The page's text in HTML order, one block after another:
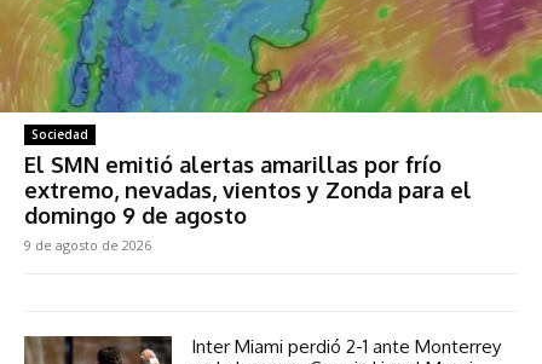
Sociedad
El SMN emitió alertas amarillas por frío
extremo, nevadas, vientos y Zonda para el
domingo 9 de agosto
9 de agosto de 2026
Inter Miami perdió 2-1 ante Monterrey